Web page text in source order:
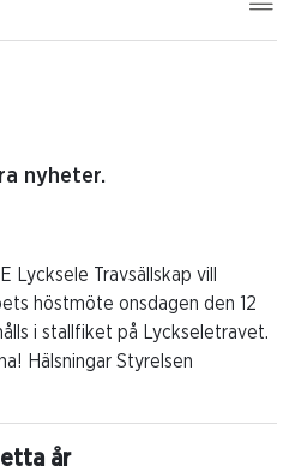
nyheter.
Lycksele Travsällskap vill
höstmöte onsdagen den 12
i stallfiket på Lyckseletravet.
Hälsningar Styrelsen
år